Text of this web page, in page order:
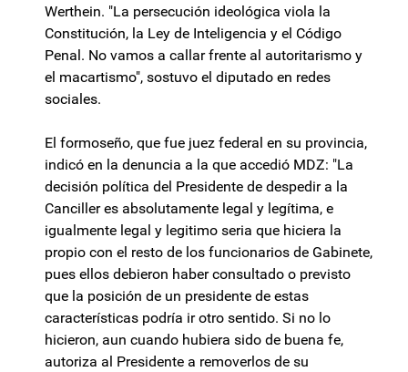
Werthein. "La persecución ideológica viola la
Constitución, la Ley de Inteligencia y el Código
Penal. No vamos a callar frente al autoritarismo y
el macartismo", sostuvo el diputado en redes
sociales.
El formoseño, que fue juez federal en su provincia,
indicó en la denuncia a la que accedió MDZ: "La
decisión política del Presidente de despedir a la
Canciller es absolutamente legal y legítima, e
igualmente legal y legitimo seria que hiciera la
propio con el resto de los funcionarios de Gabinete,
pues ellos debieron haber consultado o previsto
que la posición de un presidente de estas
características podría ir otro sentido. Si no lo
hicieron, aun cuando hubiera sido de buena fe,
autoriza al Presidente a removerlos de su